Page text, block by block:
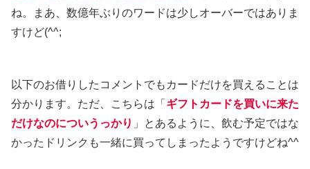
ね。まあ、数億年ぶりのワードは少しオーバーではありま
すけど(^^;
以下のお借りしたコメントでもカードだけを買えることは
分かります。ただ、こちらは「 ギフトカードを買いに来た
だけなのについうっかり 」とあるように、飲む予定ではな
かったドリンクも一緒に買ってしまったようですけどね^^